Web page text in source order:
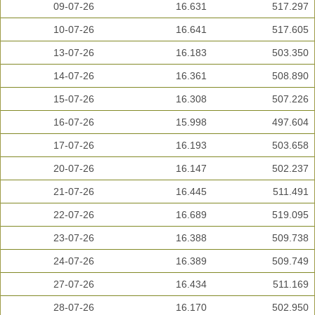
09-07-26 16.631 517.297
10-07-26 16.641 517.605
13-07-26 16.183 503.350
14-07-26 16.361 508.890
15-07-26 16.308 507.226
16-07-26 15.998 497.604
17-07-26 16.193 503.658
20-07-26 16.147 502.237
21-07-26 16.445 511.491
22-07-26 16.689 519.095
23-07-26 16.388 509.738
24-07-26 16.389 509.749
27-07-26 16.434 511.169
28-07-26 16.170 502.950